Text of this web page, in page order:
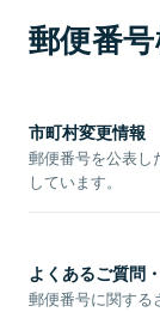
郵便番
市町村変更情報
郵便番号を公表し
しています。
よくあるご質問
郵便番号に関する